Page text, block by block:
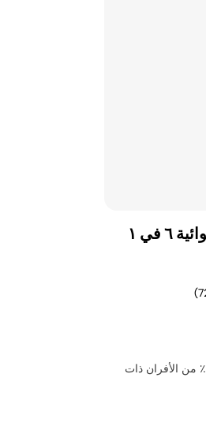
مقلاة نينجا فودي الهوائية ٦ في ١
أسرع بنسبة تصل إلى ٧٥٪ من الأفران ذات